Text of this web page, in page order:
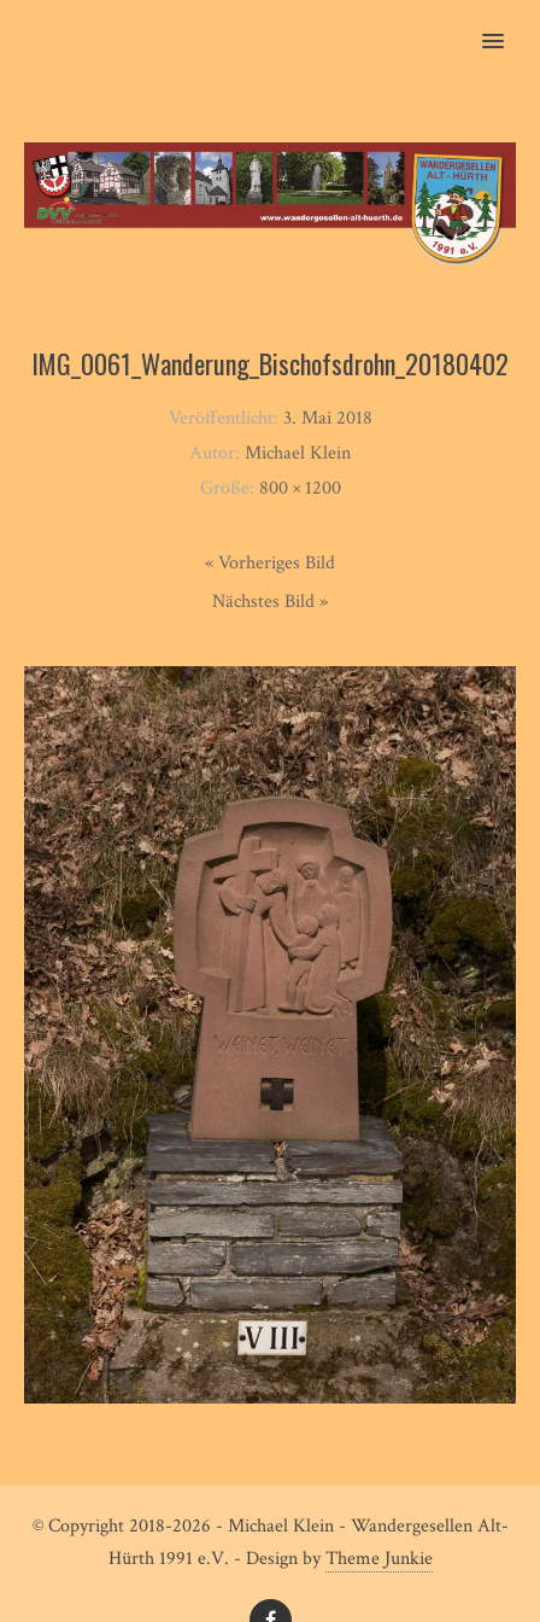
MENU
IMG_0061_Wanderung_Bischofsdrohn_20180402
Veröffentlicht: 3. Mai 2018
Autor: Michael Klein
Größe: 800 × 1200
« Vorheriges Bild
Nächstes Bild »
© Copyright 2018-2026 - Michael Klein - Wandergesellen Alt-
Hürth 1991 e.V. - Design byTheme Junkie